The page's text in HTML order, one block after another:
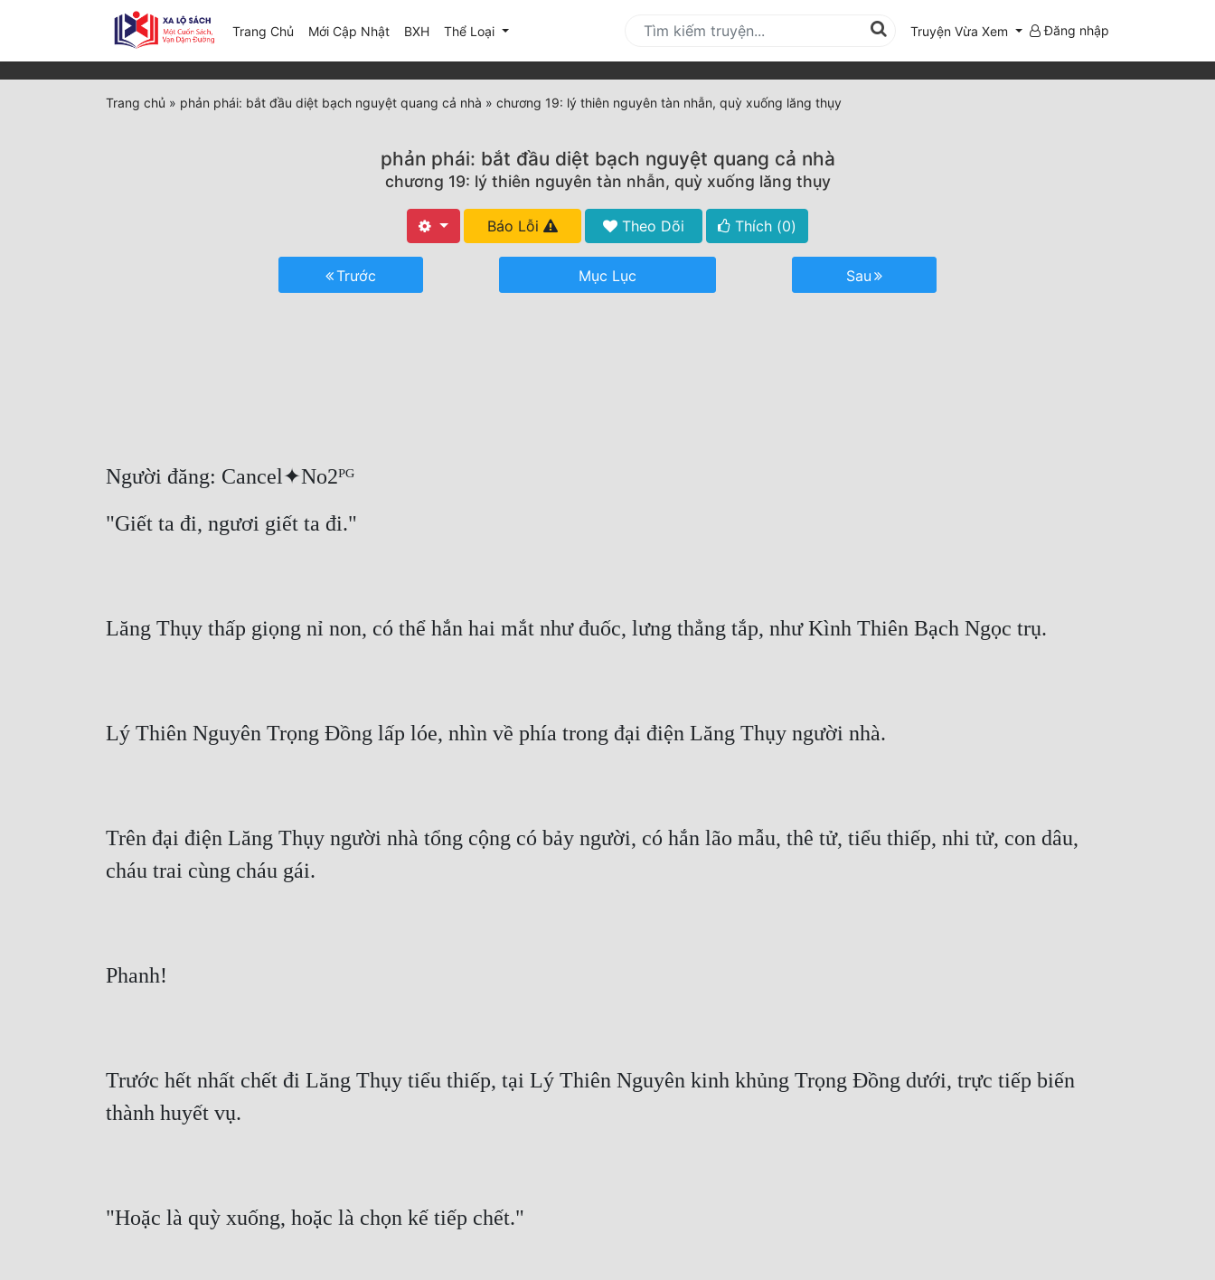
Trang Chủ Mới Cập Nhật(current)
BXH Thể Loại Truyện Vừa Xem Đăng nhập
Trang chủ » phản phái: bắt đầu diệt bạch nguyệt quang cả nhà » chương 19: lý thiên nguyên tàn nhẫn, quỳ xuống lăng thụy
phản phái: bắt đầu diệt bạch nguyệt quang cả nhà
chương 19: lý thiên nguyên tàn nhẫn, quỳ xuống lăng thụy
Báo Lỗi Theo Dõi Thích (0)
Trước Mục Lục Sau
Người đăng: Cancel✦No2ᴾᴳ
"Giết ta đi, ngươi giết ta đi."
Lăng Thụy thấp giọng nỉ non, có thể hắn hai mắt như đuốc, lưng thẳng tắp, như Kình Thiên Bạch Ngọc trụ.
Lý Thiên Nguyên Trọng Đồng lấp lóe, nhìn về phía trong đại điện Lăng Thụy người nhà.
Trên đại điện Lăng Thụy người nhà tổng cộng có bảy người, có hắn lão mẫu, thê tử, tiểu thiếp, nhi tử, con dâu,
cháu trai cùng cháu gái.
Phanh!
Trước hết nhất chết đi Lăng Thụy tiểu thiếp, tại Lý Thiên Nguyên kinh khủng Trọng Đồng dưới, trực tiếp biến
thành huyết vụ.
"Hoặc là quỳ xuống, hoặc là chọn kế tiếp chết."